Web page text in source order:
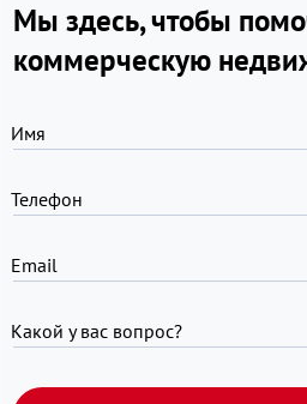
Мы здесь, чтобы
коммерческую
Имя
Телефон
Email
Какой у вас вопрос?